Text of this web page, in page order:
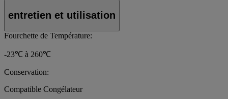
entretien et utilisation
Fourchette de Température:
-23℃ à 260℃
Conservation:
Compatible Congélateur